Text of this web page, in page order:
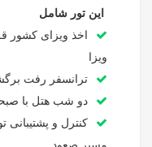
این تور شامل
اخذ ویزای کشور
ویزا
ترانسفر رفت
دو شب هتل با
کنترل و